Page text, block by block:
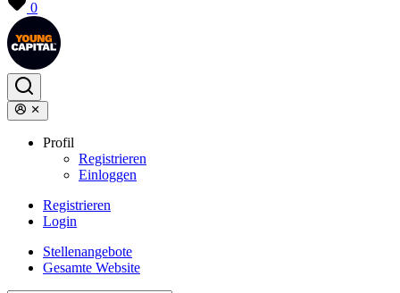
0
Profil
Registrieren
Einloggen
Registrieren
Login
Stellenangebote
Gesamte Website